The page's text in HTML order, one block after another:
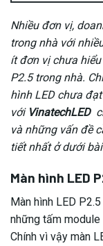
Nhiều đơn vị,
trong nhà với
ít đơn vị chưa
P2.5 trong nhà.
hình LED chưa
với VinatechLED
và những vấn đề
tiết nhất ở dưới
Màn hình LED
Màn hình LED
những tấm
Chính vì vậy màn